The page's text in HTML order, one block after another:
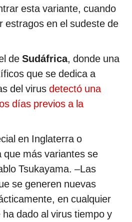
esta variante, cuando
estragos en el sudeste de
de Sudáfrica, donde una
que se dedica a
del virus detectó una
días previos a la
en Inglaterra o
que más variantes se
Tsukayama. –Las
se generen nuevas
en cualquier
dado al virus tiempo y